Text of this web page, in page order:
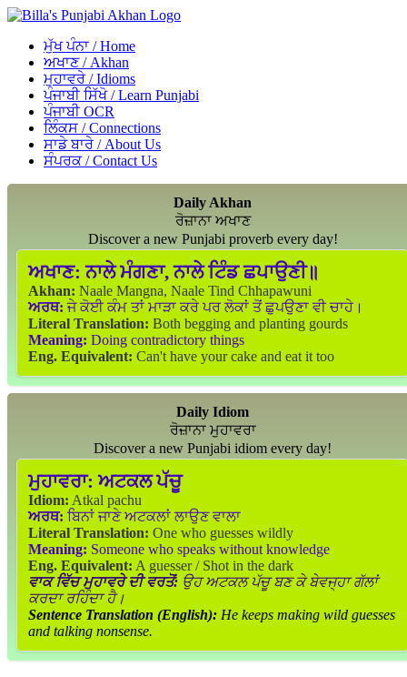
ਮੁੱਖ ਪੰਨਾ / Home
ਅਖਾਣ / Akhan
ਮੁਹਾਵਰੇ / Idioms
ਪੰਜਾਬੀ ਸਿੱਖੋ / Learn Punjabi
ਪੰਜਾਬੀ OCR
ਲਿੰਕਸ / Connections
ਸਾਡੇ ਬਾਰੇ / About Us
ਸੰਪਰਕ / Contact Us
Daily Akhan
ਰੋਜ਼ਾਨਾ ਅਖਾਣ
Discover a new Punjabi proverb every day!
ਅਖਾਣ: ਨਾਲੇ ਮੰਗਣਾ, ਨਾਲੇ ਟਿੰਡ ਛਪਾਉਣੀ॥
Akhan: Naale Mangna, Naale Tind Chhapawuni
ਅਰਥ: ਜੇ ਕੋਈ ਕੰਮ ਤਾਂ ਮਾੜਾ ਕਰੇ ਪਰ ਲੋਕਾਂ ਤੋਂ ਛੁਪਉਣਾ ਵੀ ਚਾਹੇ।
Literal Translation: Both begging and planting gourds
Meaning: Doing contradictory things
Eng. Equivalent: Can't have your cake and eat it too
Daily Idiom
ਰੋਜ਼ਾਨਾ ਮੁਹਾਵਰਾ
Discover a new Punjabi idiom every day!
ਮੁਹਾਵਰਾ: ਅਟਕਲ ਪੱਚੂ
Idiom: Atkal pachu
ਅਰਥ: ਬਿਨਾਂ ਜਾਣੇ ਅਟਕਲਾਂ ਲਾਉਣ ਵਾਲਾ
Literal Translation: One who guesses wildly
Meaning: Someone who speaks without knowledge
Eng. Equivalent: A guesser / Shot in the dark
ਵਾਕ ਵਿੱਚ ਮੁਹਾਵਰੇ ਦੀ ਵਰਤੋਂ: ਉਹ ਅਟਕਲ ਪੱਚੂ ਬਣ ਕੇ ਬੇਵਜ੍ਹਾ ਗੱਲਾਂ
ਕਰਦਾ ਰਹਿੰਦਾ ਹੈ।
Sentence Translation (English): He keeps making wild guesses
and talking nonsense.